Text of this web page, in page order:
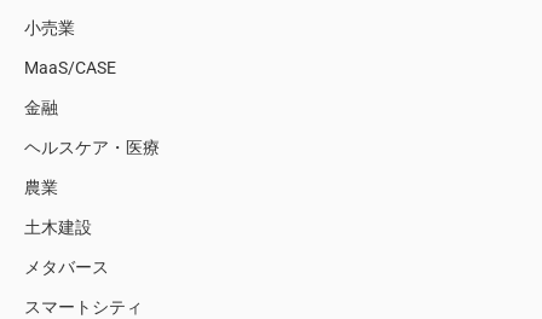
小売業
MaaS/CASE
金融
ヘルスケア・医療
農業
土木建設
メタバース
スマートシティ